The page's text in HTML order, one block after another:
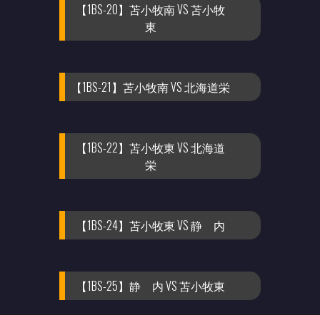
【1BS-20】苫小牧南 VS 苫小牧
東
【1BS-21】苫小牧南 VS 北海道栄
【1BS-22】苫小牧東 VS 北海道
栄
【1BS-24】苫小牧東 VS 静 内
【1BS-25】静 内 VS 苫小牧東